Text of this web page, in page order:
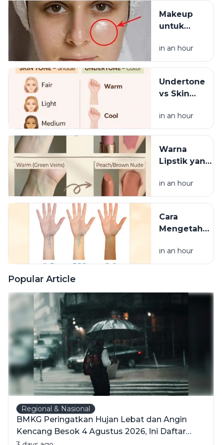
Beroperasi
2028
Makeup
untuk
Berminyak
agar Tidak
Luntur
in an hour
Undertone
vs Skin
Bedanya?
in an hour
Warna
Lipstik yang
Berdasarkan
Undertone
in an hour
Cara
Mengetahui
Kulit
dengan
in an hour
Popular Article
Regional & Nasional
BMKG Peringatkan Hujan Lebat dan Angin
Kencang Besok 4 Agustus 2026, Ini Daftar